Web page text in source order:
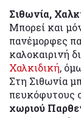
Σιθωνία,
Μπορεί και
πανέμορφες
καλοκαιρινή
Χαλκιδική,
Στη Σιθωνία
πευκόφυτους
χωριού